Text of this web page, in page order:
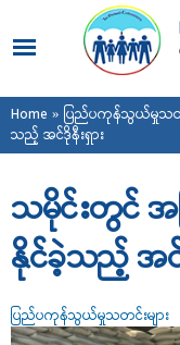
You are here
Home » ပြည်ပကုန်သွယ်မှုသတ
သည့် အင်ဒိုနီးရှား
သမိုင်းတွင် အ
နိုင်ခဲ့သည့် အင်
ပြည်ပကုန်သွယ်မှုသတင်းများ